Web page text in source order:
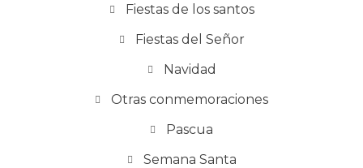
Fiestas de los santos
Fiestas del Señor
Navidad
Otras conmemoraciones
Pascua
Semana Santa